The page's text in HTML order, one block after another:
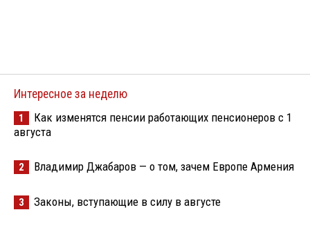
Интересное за неделю
1
Как изменятся пенсии работающих пенсионеров с 1
августа
2 Владимир Джабаров — о том, зачем Европе Армения
3 Законы, вступающие в силу в августе